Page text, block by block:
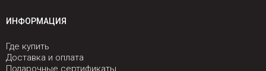
ИНФОРМАЦИЯ
Где купить
Доставка и оплата
Подарочные сертификаты